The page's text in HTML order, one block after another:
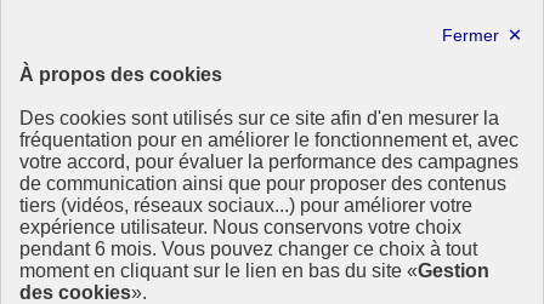
À propos des cookies
Des cookies sont utilisés sur ce site afin d'en mesurer la
fréquentation pour en améliorer le fonctionnement et, avec
votre accord, pour évaluer la performance des campagnes
de communication ainsi que pour proposer des contenus
tiers (vidéos, réseaux sociaux...) pour améliorer votre
expérience utilisateur. Nous conservons votre choix
pendant 6 mois. Vous pouvez changer ce choix à tout
moment en cliquant sur le lien en bas du site «Gestion
des cookies».
Page précédente
1
Page
2
Page suivante